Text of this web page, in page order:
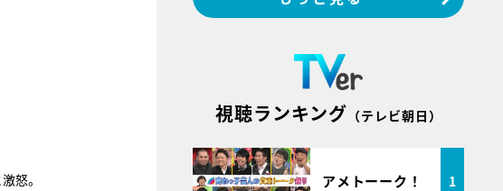
怒。
視聴ランキング （テレビ朝日）
アメトーーク！ 1